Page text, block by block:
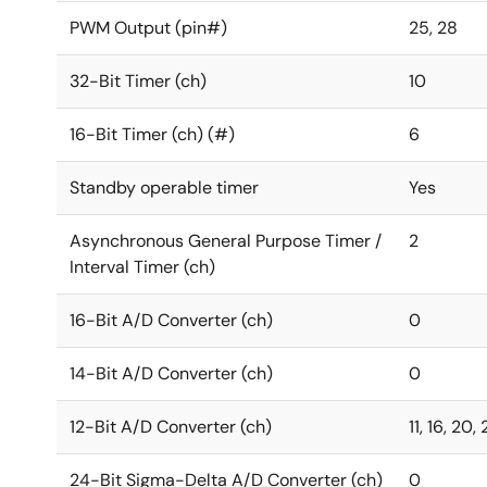
PWM Output (pin#) 25, 28
32-Bit Timer (ch) 10
16-Bit Timer (ch) (#) 6
Standby operable timer Yes
Asynchronous General Purpose Timer /
Interval Timer (ch)
2
16-Bit A/D Converter (ch) 0
14-Bit A/D Converter (ch) 0
12-Bit A/D Converter (ch) 11, 16, 20,
24-Bit Sigma-Delta A/D Converter (ch) 0